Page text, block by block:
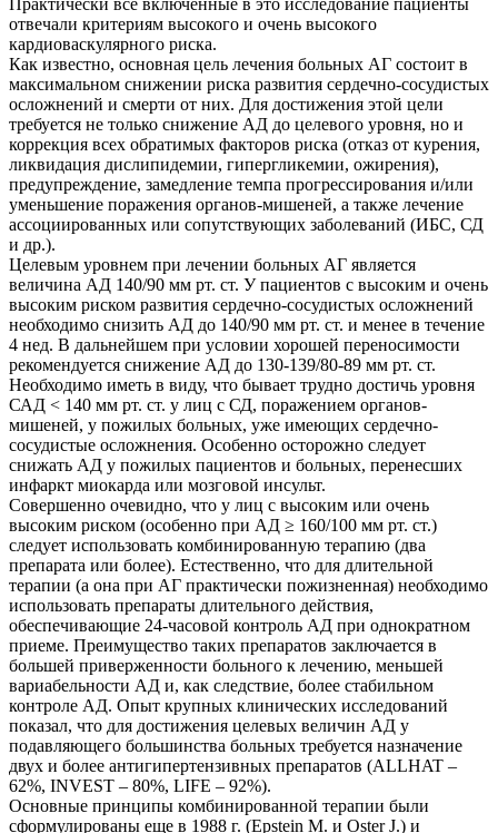
отвечали критериям высокого и очень высокого
кардиоваскулярного риска.
Как известно, основная цель лечения больных АГ состоит в
максимальном снижении риска развития сердечно-сосудистых
осложнений и смерти от них. Для достижения этой цели
требуется не только снижение АД до целевого уровня, но и
коррекция всех обратимых факторов риска (отказ от курения,
ликвидация дислипидемии, гипергликемии, ожирения),
предупреждение, замедление темпа прогрессирования и/или
уменьшение поражения органов-мишеней, а также лечение
ассоциированных или сопутствующих заболеваний (ИБС, СД
и др.).
Целевым уровнем при лечении больных АГ является
величина АД 140/90 мм рт. ст. У пациентов с высоким и очень
высоким риском развития сердечно-сосудистых осложнений
необходимо снизить АД до 140/90 мм рт. ст. и менее в течение
4 нед. В дальнейшем при условии хорошей переносимости
рекомендуется снижение АД до 130-139/80-89 мм рт. ст.
Необходимо иметь в виду, что бывает трудно достичь уровня
САД < 140 мм рт. ст. у лиц с СД, поражением органов-
мишеней, у пожилых больных, уже имеющих сердечно-
сосудистые осложнения. Особенно осторожно следует
снижать АД у пожилых пациентов и больных, перенесших
инфаркт миокарда или мозговой инсульт.
Совершенно очевидно, что у лиц с высоким или очень
высоким риском (особенно при АД ≥ 160/100 мм рт. ст.)
следует использовать комбинированную терапию (два
препарата или более). Естественно, что для длительной
терапии (а она при АГ практически ­пожизненная) ­необходимо
использовать препараты длительного действия,
обеспечивающие 24-часовой контроль АД при однократном
приеме. Преимущество таких препаратов заключается в
большей приверженности больного к лечению, меньшей
вариабельности АД и, как следствие, более стабильном
контроле АД. Опыт крупных клинических исследований
показал, что для достижения целевых величин АД у
подавляющего большинства больных требуется назначение
двух и более антигипертензивных препаратов (ALLHAT –
62%, INVEST – 80%, LIFE – 92%).
Основные принципы комбинированной терапии были
сформулированы еще в 1988 г. (Epstein M. и Oster J.) и